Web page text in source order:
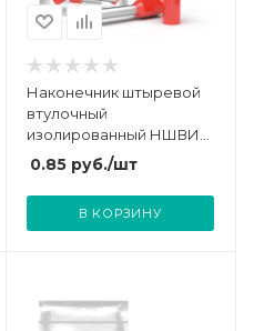
Наконечник штыревой
втулочный
изолированный НШВИ
1.0-8 TOKOV ELECTRIC
TKE-NSVI-1.0-8-C13/100
0.85руб./шт
В КОРЗИНУ